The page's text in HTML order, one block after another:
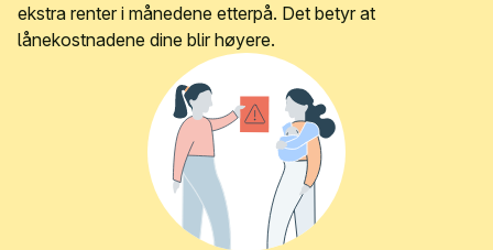
ekstra renter i månedene etterpå. Det betyr at
lånekostnadene dine blir høyere.